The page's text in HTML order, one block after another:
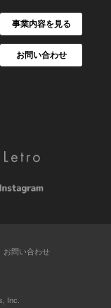
事業内容を見る
お問い合わせ
お問い合わせ
Inc.